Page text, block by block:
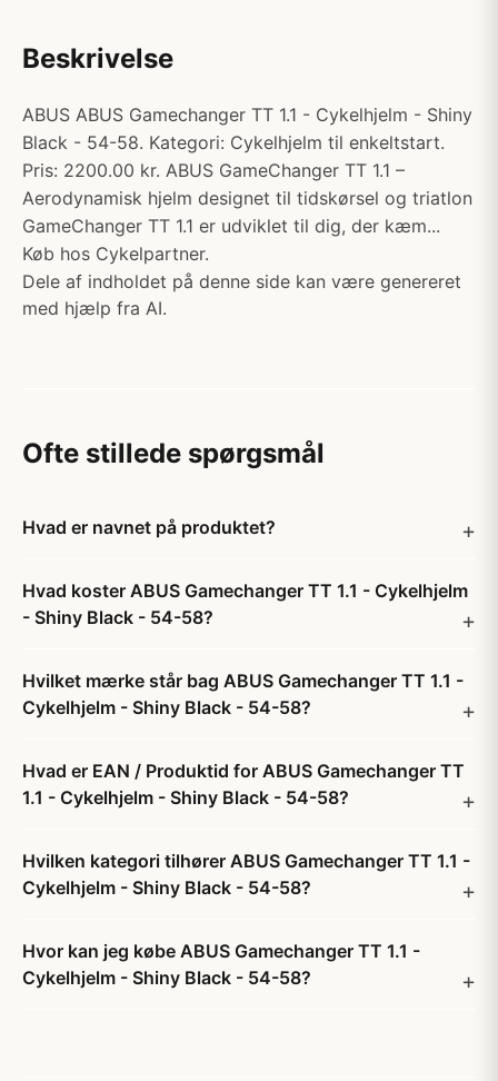
Beskrivelse
ABUS ABUS Gamechanger TT 1.1 - Cykelhjelm - Shiny
Black - 54-58. Kategori: Cykelhjelm til enkeltstart.
Pris: 2200.00 kr. ABUS GameChanger TT 1.1 –
Aerodynamisk hjelm designet til tidskørsel og triatlon
GameChanger TT 1.1 er udviklet til dig, der kæm...
Køb hos Cykelpartner.
Dele af indholdet på denne side kan være genereret
med hjælp fra AI.
Ofte stillede spørgsmål
Hvad er navnet på produktet?
Hvad koster ABUS Gamechanger TT 1.1 - Cykelhjelm
- Shiny Black - 54-58?
Hvilket mærke står bag ABUS Gamechanger TT 1.1 -
Cykelhjelm - Shiny Black - 54-58?
Hvad er EAN / Produktid for ABUS Gamechanger TT
1.1 - Cykelhjelm - Shiny Black - 54-58?
Hvilken kategori tilhører ABUS Gamechanger TT 1.1 -
Cykelhjelm - Shiny Black - 54-58?
Hvor kan jeg købe ABUS Gamechanger TT 1.1 -
Cykelhjelm - Shiny Black - 54-58?